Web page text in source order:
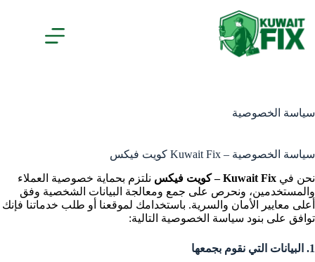
إلى
المحتوى
سياسة الخصوصية
سياسة الخصوصية – Kuwait Fix كويت فيكس
نحن في Kuwait Fix – كويت فيكس
نلتزم بحماية خصوصية العملاء
والمستخدمين، ونحرص على جمع ومعالجة البيانات الشخصية وفق
أعلى معايير الأمان والسرية. باستخدامك لموقعنا أو طلب خدماتنا فإنك
توافق على بنود سياسة الخصوصية التالية:
1. البيانات التي نقوم بجمعها